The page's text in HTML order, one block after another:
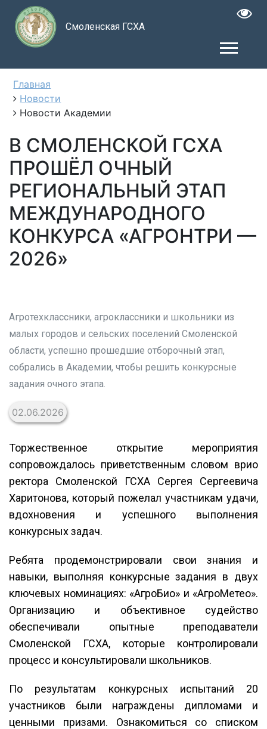
Смоленская ГСХА
Главная
Новости
Новости Академии
В СМОЛЕНСКОЙ ГСХА
ПРОШЁЛ ОЧНЫЙ
РЕГИОНАЛЬНЫЙ ЭТАП
МЕЖДУНАРОДНОГО
КОНКУРСА «АГРОНТРИ —
2026»
Агротехклассники, агроклассники и школьники из
малых городов и сельских поселений Смоленской
области, успешно прошедшие отборочный этап,
собрались в Академии, чтобы решить конкурсные
задания очного этапа.
02.06.2026
Торжественное открытие мероприятия
сопровождалось приветственным словом врио
ректора Смоленской ГСХА Сергея Сергеевича
Харитонова, который пожелал участникам удачи,
вдохновения и успешного выполнения
конкурсных задач.
Ребята продемонстрировали свои знания и
навыки, выполняя конкурсные задания в двух
ключевых номинациях: «АгроБио» и «АгроМетео».
Организацию и объективное судейство
обеспечивали опытные преподаватели
Смоленской ГСХА, которые контролировали
процесс и консультировали школьников.
По результатам конкурсных испытаний 20
участников были награждены дипломами и
ценными призами. Ознакомиться со списком